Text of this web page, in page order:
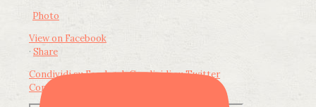
Photo
View on Facebook
· Share
Condividi su FacebookCondividi su Twitter
Condividi su LinkedIn